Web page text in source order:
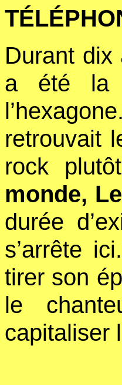
Durant dix
a été la
retrouvait
rock
monde,
durée
s’arrête
tirer son
le
capitaliser